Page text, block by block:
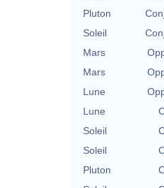
Pluton
Soleil
Mars
Mars
Lune
Lune
Soleil
Soleil
Pluton